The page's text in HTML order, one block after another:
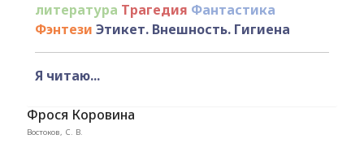
литература Трагедия Фантастика
Фэнтези Этикет. Внешность. Гигиена
Я читаю...
Фрося Коровина
Востоков, С. В.